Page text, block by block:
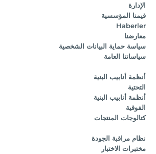
الإدارة
قيمنا المؤسسية
Haberler
معارضنا
سياسة حماية البيانات الشخصية
سياساتنا العامة
أنظمة أنابيب البنية
التحتية
أنظمة أنابيب البنية
الفوقية
كتالوجات المنتجات
نظام مراقبة الجودة
مختبرات الاختبار